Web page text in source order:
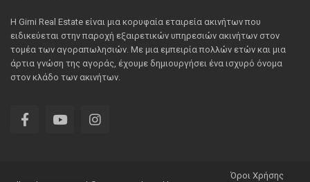
Η Girni Real Estate είναι μια κορυφαία εταιρεία ακινήτων που
ειδικεύεται στην παροχή εξαιρετικών υπηρεσιών ακινήτων στον
τομέα των αγοραπωλησιών. Με μια εμπειρία πολλών ετών και μια
άρτια γνώση της αγοράς, έχουμε δημιουργήσει ένα ισχυρό όνομα
στον κλάδο των ακινήτων.
Όροι Χρήσης